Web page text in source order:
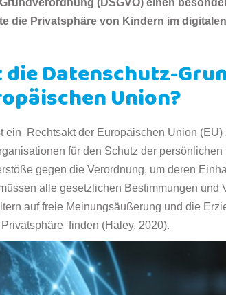
(DSGVO) einen
die Privatsphäre von Kindern im
Datenschutz-
Union?
ein Rechtsakt der Europäischen Union
für den Schutz der
gegen die Verordnung, um deren
alle gesetzlichen Bestimmungen und
auf freie Meinungsäußerung und die
finden (Haley, 2020).